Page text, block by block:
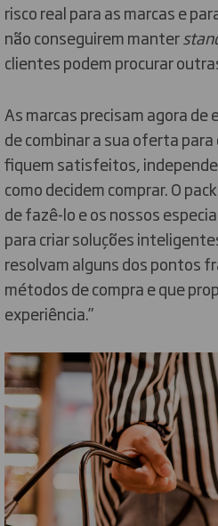
risco real para as marcas e
não conseguirem manter
clientes podem procurar
As marcas precisam agora de
de combinar a sua oferta
fiquem satisfeitos,
como decidem comprar. O
de fazê-lo e os nossos
para criar soluções
resolvam alguns dos pontos
métodos de compra e que
experiência.”